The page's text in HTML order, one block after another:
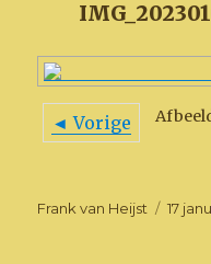
◄ Vorige
Auteur
Frank van Heijst 17